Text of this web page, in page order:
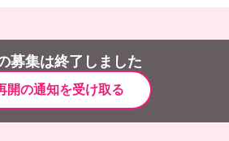
募集は終了しました
開の通知を受け取る